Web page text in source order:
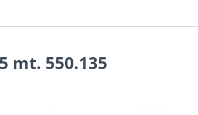
mt. 550.135